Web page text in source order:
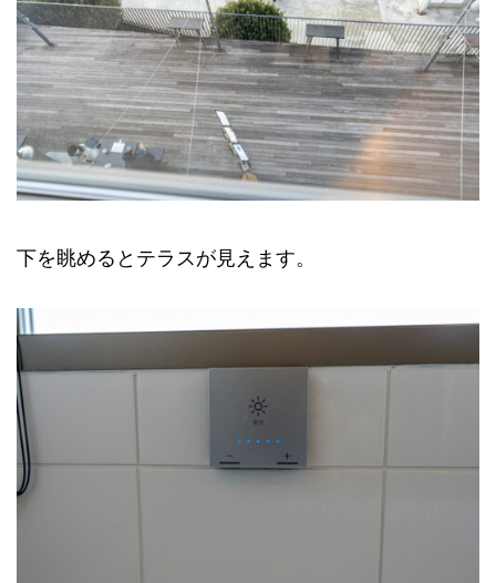
下を眺めるとテラスが見えます。